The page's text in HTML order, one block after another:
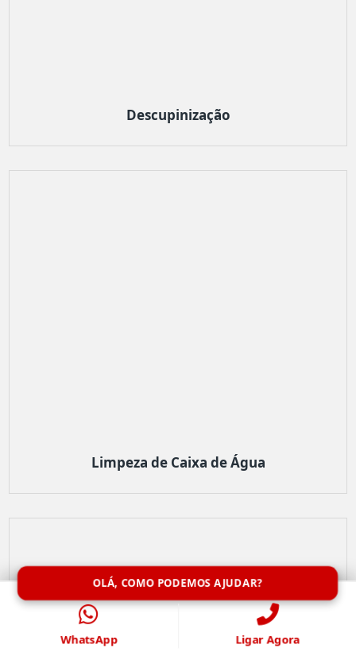
Descupinização
Limpeza de Caixa de Água
OLÁ, COMO PODEMOS AJUDAR?
WhatsApp Ligar Agora